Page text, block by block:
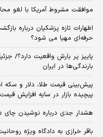
موافقت مشروط آمریکا با لغو
اظهارات تازه پزشکیان درباره
حرفه‌ای مهیا می شود؟
پاییز پر بارش واقعیت دارد؟/
بارندگی‌ها در ایران
پیچیده بازار در سایه افزایش
هشدار جدی درباره نوشیدن چای
باقر خرازی به دادگاه ویژه